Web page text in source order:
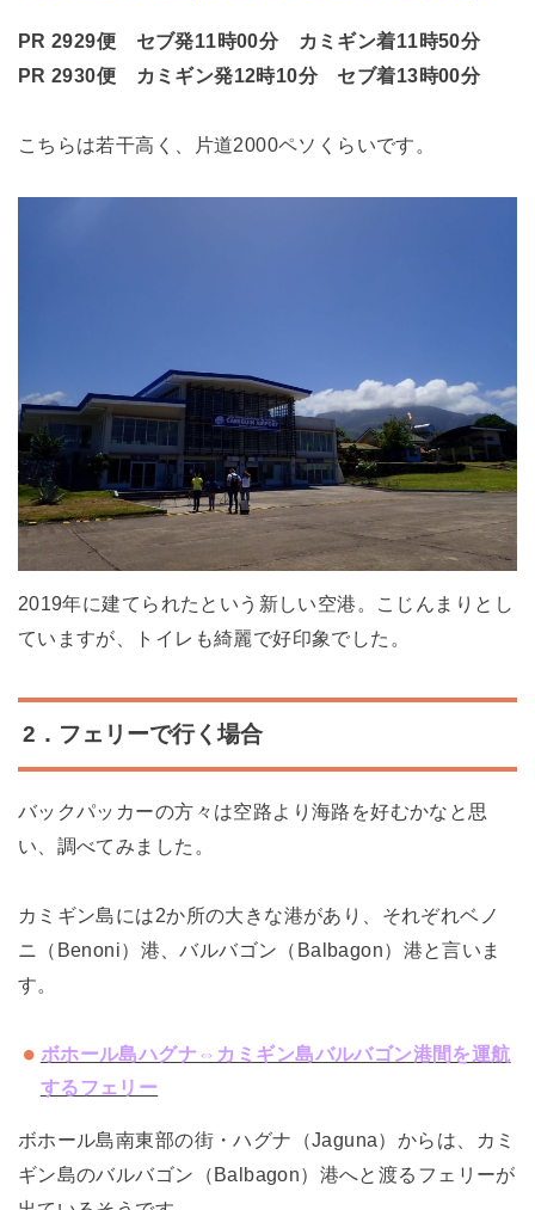
PR 2929便 セブ発11時00分 カミギン着11時50分
PR 2930便 カミギン発12時10分 セブ着13時00分
こちらは若干高く、片道2000ペソくらいです。
2019年に建てられたという新しい空港。こじんまりとし
ていますが、トイレも綺麗で好印象でした。
2．フェリーで行く場合
バックパッカーの方々は空路より海路を好むかなと思
い、調べてみました。
カミギン島には2か所の大きな港があり、それぞれベノ
ニ（Benoni）港、バルバゴン（Balbagon）港と言いま
す。
ボホール島ハグナ⇔カミギン島バルバゴン港間を運航
するフェリー
ボホール島南東部の街・ハグナ（Jaguna）からは、カミ
ギン島のバルバゴン（Balbagon）港へと渡るフェリーが